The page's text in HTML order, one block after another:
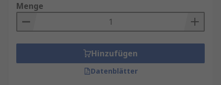
Menge
Hinzufügen
Datenblätter